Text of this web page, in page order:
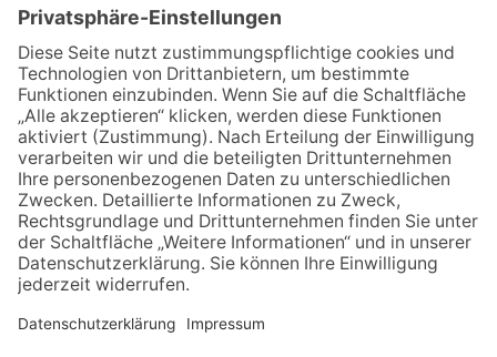
99085 Erfurt
Email schreiben
Uns unterstützen / Spenden
Alle Termine
Übersichtskarte
Veranstaltung anmelden